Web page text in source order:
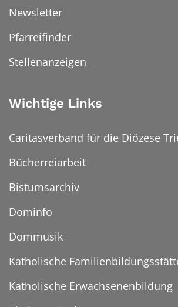
Newsletter
Pfarreifinder
Stellenanzeigen
Wichtige Links
Caritasverband für die Diözese
Bücherreiarbeit
Bistumsarchiv
Dominfo
Dommusik
Katholische
Katholische Erwachsenenbildung